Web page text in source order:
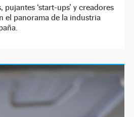
‘start-ups’ y creadores
el panorama de la industria